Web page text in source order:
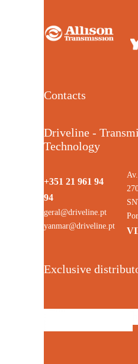
Contacts
Driveline -
Technology
+351 21 961 94
94
geral@driveline.pt
yanmar@driveline.pt
Exclusive